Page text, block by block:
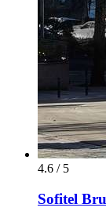
4.6 / 5
Sofitel